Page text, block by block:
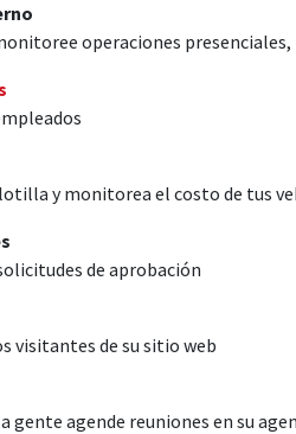
operaciones
y monitorea el costo de tus
de aprobación
visitantes de su sitio web
gente agende reuniones en su